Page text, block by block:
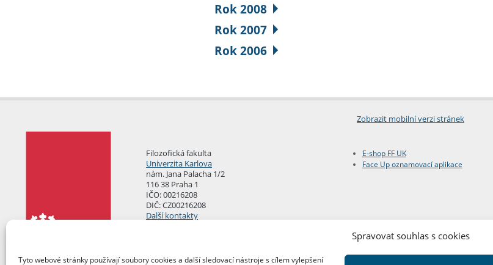
Spravovat souhlas s cookies
Tyto webové stránky používají soubory cookies a další sledovací nástroje s cílem vylepšení
Rok 2008
Rok 2007
Rok 2006
Zobrazit mobilní verzi stránek
Filozofická fakulta
Univerzita Karlova
nám. Jana Palacha 1/2
116 38 Praha 1
IČO: 00216208
DIČ: CZ00216208
Další kontakty
E-shop FF UK
Face Up oznamovací aplikace